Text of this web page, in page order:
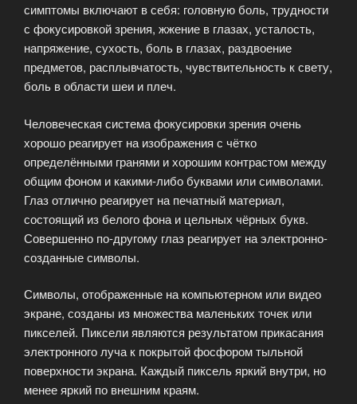
симптомы включают в себя: головную боль, трудности
с фокусировкой зрения, жжение в глазах, усталость,
напряжение, сухость, боль в глазах, раздвоение
предметов, расплывчатость, чувствительность к свету,
боль в области шеи и плеч.
Человеческая система фокусировки зрения очень
хорошо реагирует на изображения с чётко
определёнными гранями и хорошим контрастом между
общим фоном и какими-либо буквами или символами.
Глаз отлично реагирует на печатный материал,
состоящий из белого фона и цельных чёрных букв.
Совершенно по-другому глаз реагирует на электронно-
созданные символы.
Символы, отображенные на компьютерном или видео
экране, созданы из множества маленьких точек или
пикселей. Пиксели являются результатом прикасания
электронного луча к покрытой фосфором тыльной
поверхности экрана. Каждый пиксель яркий внутри, но
менее яркий по внешним краям.